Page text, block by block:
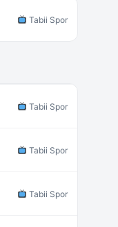
Tabii Spor
Tabii Spor
Tabii Spor
Tabii Spor